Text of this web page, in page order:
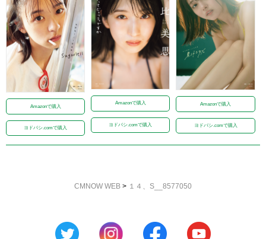
Amazonで購入
ヨドバシ.comで購入
Amazonで購入
ヨドバシ.comで購入
Amazonで購入
ヨドバシ.comで購入
CMNOW WEB > １４、S__8577050